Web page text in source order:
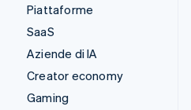
Piattaforme
SaaS
Aziende di IA
Creator economy
Gaming